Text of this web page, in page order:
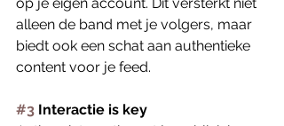
alleen de band met je volgers, maar
biedt ook een schat aan authentieke
content voor je feed.
#3 Interactie is key